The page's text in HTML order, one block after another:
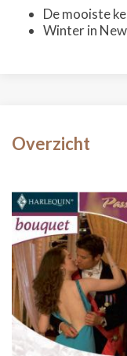
De mooiste
Winter in
Overzicht